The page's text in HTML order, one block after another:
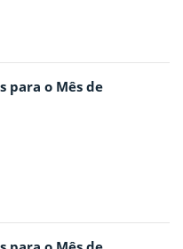
para o Mês de